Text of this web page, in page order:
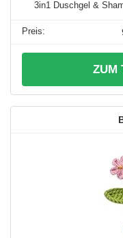
3in1 Duschgel &
ZUM